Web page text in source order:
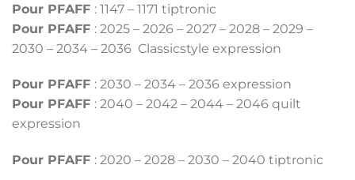
Pour PFAFF : 1147 – 1171 tiptronic
Pour PFAFF : 2025 – 2026 – 2027 – 2028 – 2029 –
2030 – 2034 – 2036 Classicstyle expression
Pour PFAFF : 2030 – 2034 – 2036 expression
Pour PFAFF : 2040 – 2042 – 2044 – 2046 quilt
expression
Pour PFAFF : 2020 – 2028 – 2030 – 2040 tiptronic